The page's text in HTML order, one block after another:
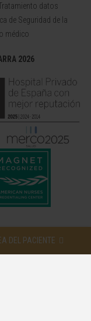
DEL PACIENTE
datos
de Seguridad de la
médico
2026